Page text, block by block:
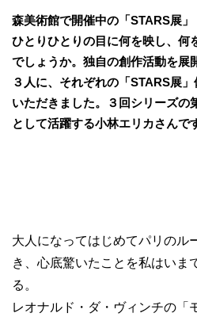
森美術館で開催中の「STARS展
ひとりひとりの目に何を映し、何
でしょうか。独自の創作活動を展
３人に、それぞれの「STARS展
いただきました。３回シリーズの
として活躍する小林エリカさんで
大人になってはじめてパリのル
き、心底驚いたことを私はいま
る。
レオナルド・ダ・ヴィンチの「